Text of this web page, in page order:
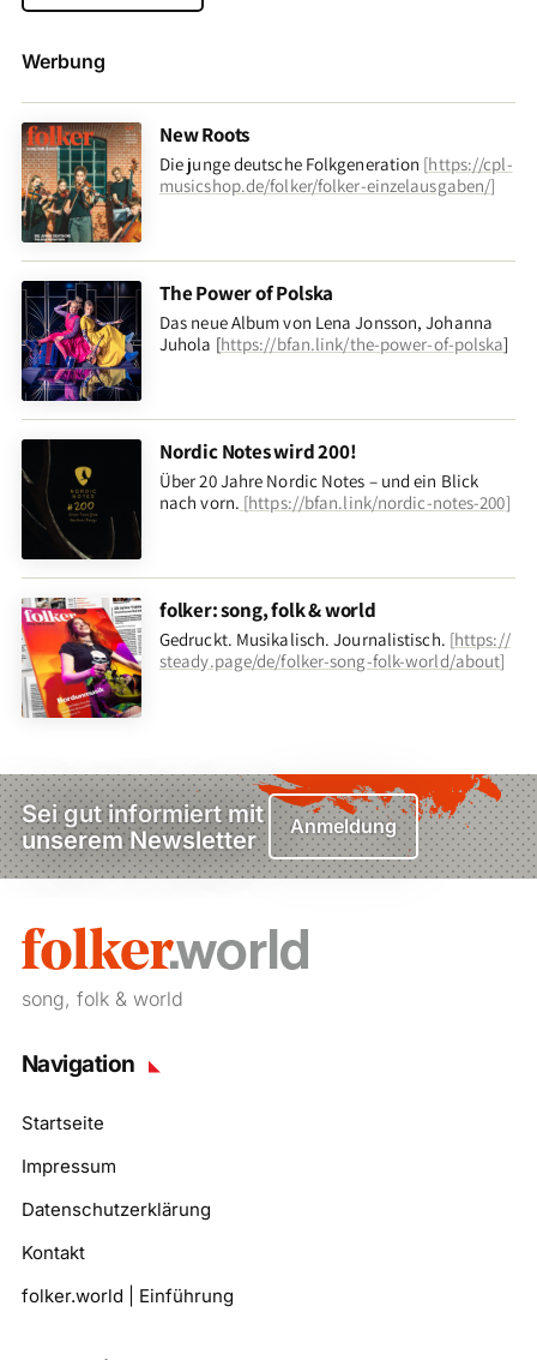
Werbung
New Roots
Die junge deutsche Folkgeneration [https://cpl-
musicshop.de/folker/folker-einzelausgaben/]
The Power of Polska
Das neue Album von Lena Jonsson, Johanna
Juhola [https://bfan.link/the-power-of-polska]
Nordic Notes wird 200!
Über 20 Jahre Nordic Notes – und ein Blick
nach vorn. [https://bfan.link/nordic-notes-200]
folker: song, folk & world
Gedruckt. Musikalisch. Journalistisch. [https://
steady.page/de/folker-song-folk-world/about]
Sei gut informiert mit
unserem Newsletter
Anmeldung
song, folk & world
Navigation
Startseite
Impressum
Datenschutzerklärung
Kontakt
folker.world | Einführung